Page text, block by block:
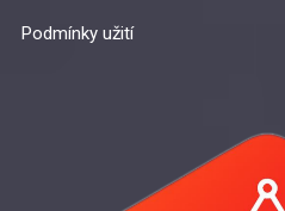
Podmínky užití